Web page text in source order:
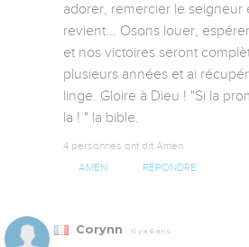
adorer, remercier le seigneur
revient... Osons louer,
et nos victoires seront
plusieurs années et ai
linge. Gloire à Dieu ! "Si la
la ! " la bible.
4 personnes ont dit Amen
AMEN RÉPONDRE
Corynn Il y a 6 ans